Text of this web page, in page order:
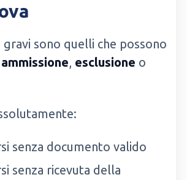
sono quelli che possono
, esclusione o
senza documento valido
senza ricevuta della